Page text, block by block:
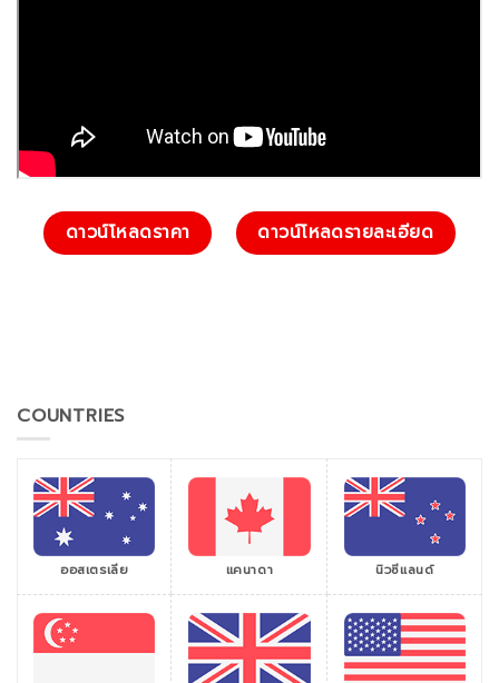
ดาวน์โหลดราคา ดาวน์โหลดรายละเอียด
COUNTRIES
ออสเตรเลีย แคนาดา นิวซีแลนด์